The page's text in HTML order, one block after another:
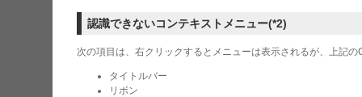
認識できないコンテキストメニュー(*2)
次の項目は、右クリックするとメニューは表示されるが、上記
タイトルバー
リボン